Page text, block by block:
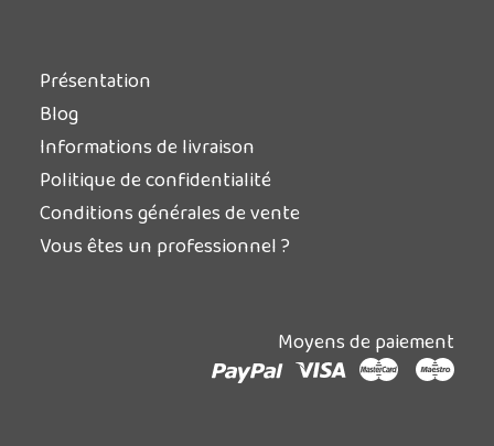
Présentation
Blog
Informations de livraison
Politique de confidentialité
Conditions générales de vente
Vous êtes un professionnel ?
Moyens de paiement